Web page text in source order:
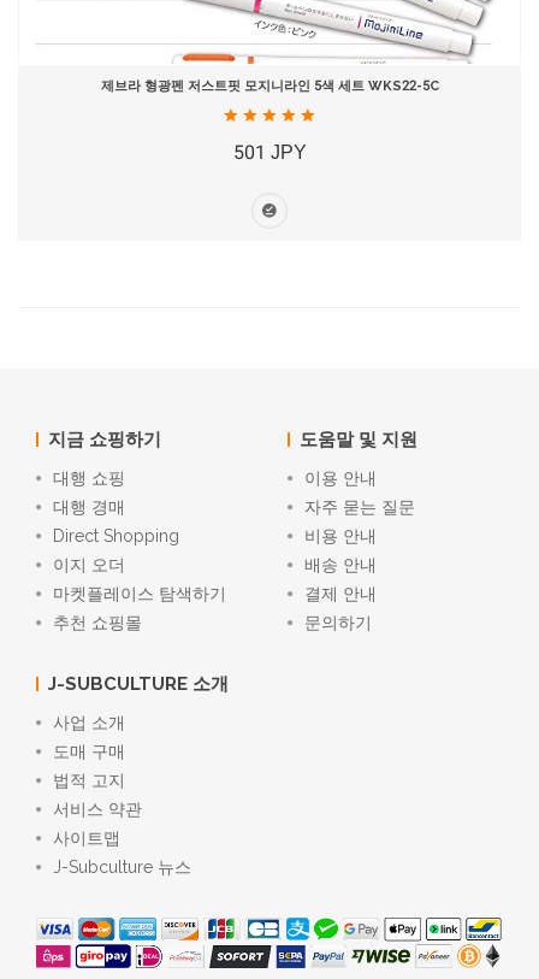
제브라 형광펜 저스트핏 모지니라인 5색 세트 WKS22-5C
501 JPY
지금 쇼핑하기
대행 쇼핑
대행 경매
Direct Shopping
이지 오더
마켓플레이스 탐색하기
추천 쇼핑몰
도움말 및 지원
이용 안내
자주 묻는 질문
비용 안내
배송 안내
결제 안내
문의하기
J-SUBCULTURE 소개
사업 소개
도매 구매
법적 고지
서비스 약관
사이트맵
J-Subculture 뉴스